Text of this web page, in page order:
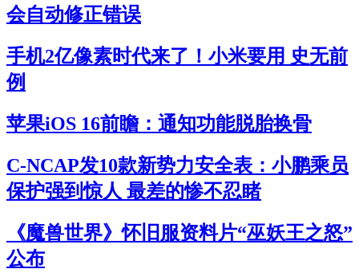
会自动修正错误
手机2亿像素时代来了！小米要用 史无前
例
苹果iOS 16前瞻：通知功能脱胎换骨
C-NCAP发10款新势力安全表：小鹏乘员
保护强到惊人 最差的惨不忍睹
《魔兽世界》怀旧服资料片“巫妖王之怒”
公布